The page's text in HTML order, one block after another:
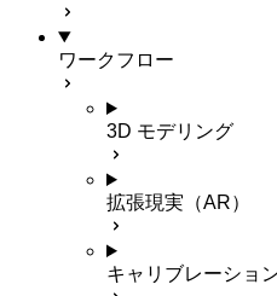
ワークフロー
3D モデリング
拡張現実（AR）
キャリブレーショ